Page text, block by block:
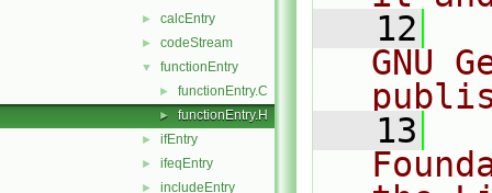
► calcEntry
► codeStream
▼ functionEntry
► functionEntry.C
► functionEntry.H
► ifEntry
► ifeqEntry
► includeEntry
   12
GNU
   13